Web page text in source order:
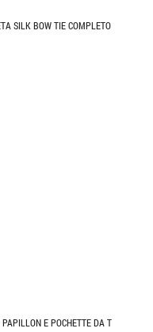
SILK BOW TIE COMPLETO
E POCHETTE DA T